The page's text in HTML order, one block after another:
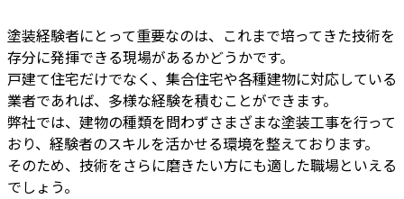
塗装経験者にとって重要なのは、これまで培ってきた技術を
存分に発揮できる現場があるかどうかです。
戸建て住宅だけでなく、集合住宅や各種建物に対応している
業者であれば、多様な経験を積むことができます。
弊社では、建物の種類を問わずさまざまな塗装工事を行って
おり、経験者のスキルを活かせる環境を整えております。
そのため、技術をさらに磨きたい方にも適した職場といえる
でしょう。